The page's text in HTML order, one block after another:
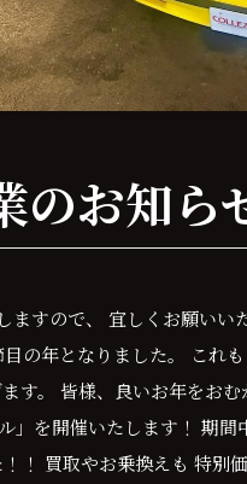
お知ら
ますので、 宜しくお願いい
の年となりました。 これ
す。 皆様、良いお年をお
」を開催いたします！ 期
！ 買取やお乗換えも 特別